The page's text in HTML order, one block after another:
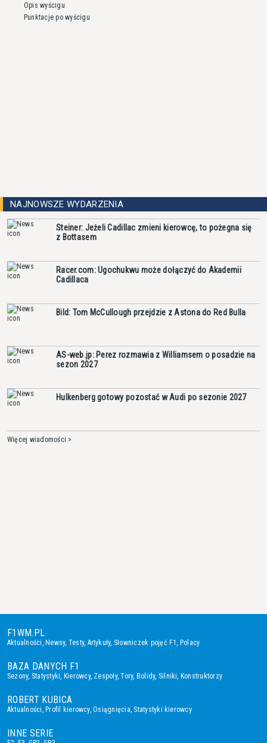
Opis wyścigu
Punktacje po wyścigu
NAJNOWSZE WYDARZENIA
Steiner: Jeżeli Cadillac zmieni kierowcę, to pożegna się
z Bottasem
Racer.com: Ugochukwu może dołączyć do Akademii
Cadillaca
Bild: Tom McCullough przejdzie z Astona do Red Bulla
AS-web.jp: Perez rozmawia z Williamsem o posadzie na
sezon 2027
Hulkenberg gotowy pozostać w Audi po sezonie 2027
Więcej wiadomości >
F1WM.PL
Aktualności,Newsy, Testy, Artykuły, Słowniczek pojęć F1, Polacy
BAZA DANYCH F1
Sezony, Statystyki, Kierowcy, Zespoły,Tory, Bolidy, Silniki, Konstruktorzy
ROBERT KUBICA
Aktualności,Profil kierowcy,Osiągnięcia, Statystyki kierowcy
INNE SERIE